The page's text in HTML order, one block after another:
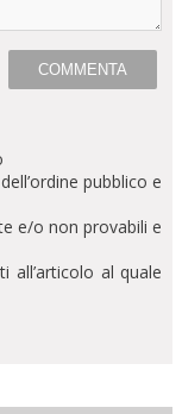
pubblico e
e/o non provabili e
all’articolo al quale